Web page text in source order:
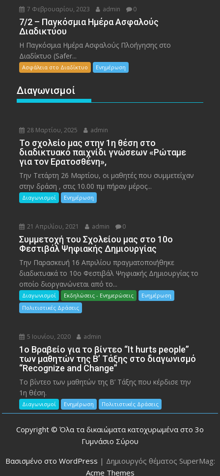
7 Φεβρουαρίου, 2023 admin 0
7/2 – Παγκόσμια Ημέρα Ασφαλούς
Διαδικτύου
Η Παγκόσμια Ημέρα Ασφαλούς Πλοήγησης στο
Διαδίκτυο (Safer...
Ασφάλεια στο Διαδίκτυο Ενημέρωση
Διαγωνισμοί
28 Μαρτίου, 2025 admin
To σχολείο μας στην 1η θέση στο
διαδικτυακό παιχνίδι γνώσεων «Ρώταμε
για τον Ερατοσθένη»,
Την Τετάρτη 26 Μαρτίου, οι μαθητές που συμμετείχαν
στην δράση , στις 10.00 πμ πήραν μέρος...
Διαγωνισμοί Ενημέρωση
21 Απριλίου, 2021 admin 0
Συμμετοχή του Σχολείου μας στο 10ο
Φεστιβάλ Ψηφιακής Δημιουργίας
Την Παρασκευή 16 Απριλίου πραγματοποιήθηκε
διαδικτυακά το 10ο Φεστιβάλ Ψηφιακής Δημιουργίας το
οποίο διοργανώνεται από το...
Διαγωνισμοί Εκδηλώσεις - Ενημερώσεις
Ενημέρωση
Πολιτιστικές Δράσεις
5 Ιουνίου, 2020 admin
1ο Βραβείο για το βίντεο “It hurts people”
των μαθητών της Β’ Τάξης στο διαγωνισμό
“Recognize and Change”
Το βίντεο των μαθητών της Β’ Τάξης που κέρδισε την
1η θέση.
Διαγωνισμοί Ενημέρωση Πολιτιστικές Δράσεις
Copyright © Όλα τα δικαιώματα κατοχυρωμένα στο 3ο
Γυμνάσιο Σύρου
Βασισμένο στο WordPress | Δημιουργός θέματος SuperMag:
Acme Themes